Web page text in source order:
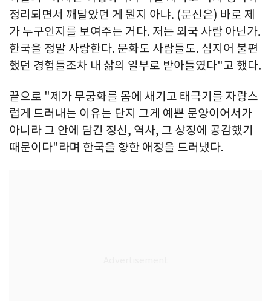
정리되면서 깨달았던 게 뭔지 아냐. (문신은) 바로 제
가 누구인지를 보여주는 거다. 저는 외국 사람 아닌가.
한국을 정말 사랑한다. 문화도 사람들도. 심지어 불편
했던 경험들조차 내 삶의 일부로 받아들였다"고 했다.
끝으로 "제가 무궁화를 몸에 새기고 태극기를 자랑스
럽게 드러내는 이유는 단지 그게 예쁜 문양이어서가
아니라 그 안에 담긴 정신, 역사, 그 상징에 공감했기
때문이다"라며 한국을 향한 애정을 드러냈다.